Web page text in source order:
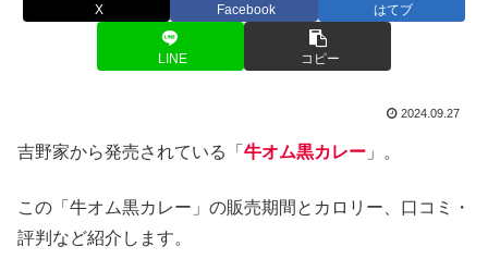
X Facebook はてブ
LINE コピー
2024.09.27
吉野家から発売されている「 牛オム黒カレー 」。
この「牛オム黒カレー」の販売期間とカロリー、口コミ・
評判など紹介します。